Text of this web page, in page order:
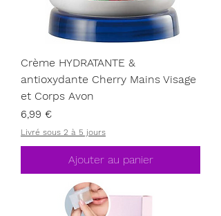
Crème HYDRATANTE &
antioxydante Cherry Mains Visage
et Corps Avon
Prix
6,99 €
Livré sous 2 à 5 jours
Ajouter au panier